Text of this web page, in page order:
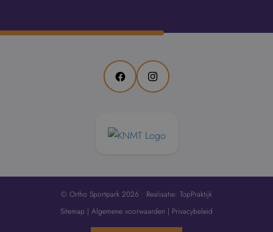
© Ortho Sportpark 2026 • Realisatie: TopPraktijk
Sitemap | Algemene voorwaarden | Privacybeleid